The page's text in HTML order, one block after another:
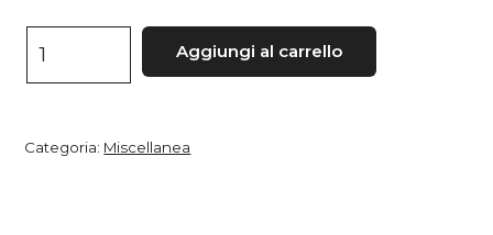
revisione
quantità
Aggiungi al carrello
Categoria: Miscellanea